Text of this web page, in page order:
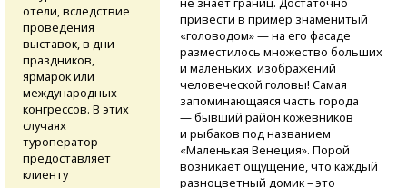
привести в пример знаменитый
«головодом» — на его фасаде
разместилось множество больших
и маленьких изображений
человеческой головы! Самая
запоминающаяся часть города
— бывший район кожевников
и рыбаков под названием
«Маленькая Венеция». Порой
возникает ощущение, что каждый
разноцветный домик – это
отели, вследствие
проведения
выставок, в дни
праздников,
ярмарок или
международных
конгрессов. В этих
случаях
туроператор
предоставляет
клиенту